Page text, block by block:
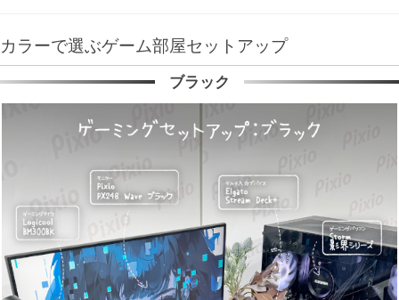
カラーで選ぶゲーム部屋セットアップ
ブラック